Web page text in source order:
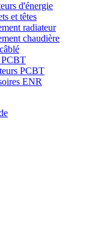
d'énergie
et têtes
radiateur
chaudière
PCBT
ENR